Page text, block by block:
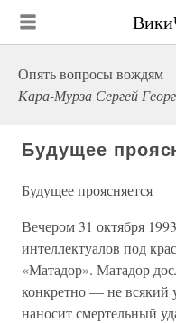
Опять вопросы вождям
Кара-Мурза Сергей
Будущее
Будущее проясняется
Вечером 31 октября
интеллектуалов под
«Матадор». Матадор
конкретно — не всякий
наносит смертельный